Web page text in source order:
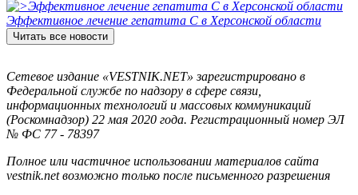
Эффективное лечение гепатита C в Херсонской области
Читать все новости
Сетевое издание «VESTNIK.NET» зарегистрировано в
Федеральной службе по надзору в сфере связи,
информационных технологий и массовых коммуникаций
(Роскомнадзор) 22 мая 2020 года. Регистрационный номер ЭЛ
№ ФС 77 - 78397
Полное или частичное использовании материалов сайта
vestnik.net возможно только после письменного разрешения